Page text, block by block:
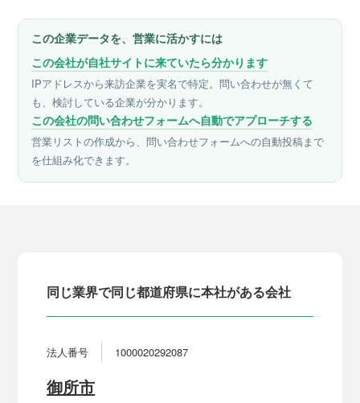
この企業データを、営業に活かすには
この会社が自社サイトに来ていたら分かります
IPアドレスから来訪企業を実名で特定。問い合わせが無くて
も、検討している企業が分かります。
この会社の問い合わせフォームへ自動でアプローチする
営業リストの作成から、問い合わせフォームへの自動投稿まで
を仕組み化できます。
同じ業界で同じ都道府県に本社がある会社
法人番号 1000020292087
御所市